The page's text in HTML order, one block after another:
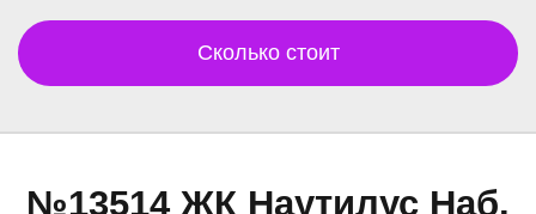
Сколько стоит
№13514 ЖК Наутилус Наб.